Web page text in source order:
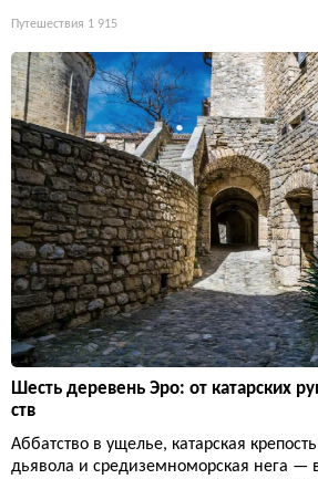
Путешествия 1 915
Шесть деревень Эро: от катарских
ств
Аббатство в ущелье, катарская
дьявола и средиземноморская нега —